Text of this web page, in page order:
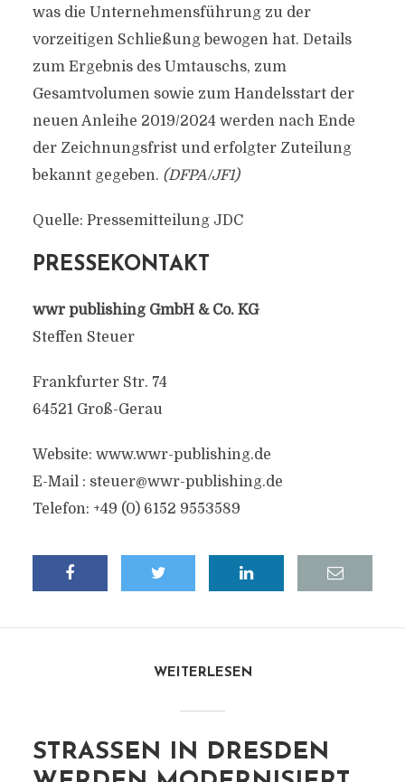
was die Unternehmensführung zu der
vorzeitigen Schließung bewogen hat. Details
zum Ergebnis des Umtauschs, zum
Gesamtvolumen sowie zum Handelsstart der
neuen Anleihe 2019/2024 werden nach Ende
der Zeichnungsfrist und erfolgter Zuteilung
bekannt gegeben. (DFPA/JF1)
Quelle: Pressemitteilung JDC
PRESSEKONTAKT
wwr publishing GmbH & Co. KG
Steffen Steuer
Frankfurter Str. 74
64521 Groß-Gerau
Website: www.wwr-publishing.de
E-Mail : steuer@wwr-publishing.de
Telefon: +49 (0) 6152 9553589
WEITERLESEN
STRASSEN IN DRESDEN W